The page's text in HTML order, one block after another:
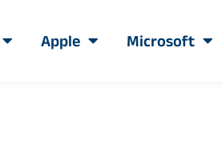
Apple Microsoft